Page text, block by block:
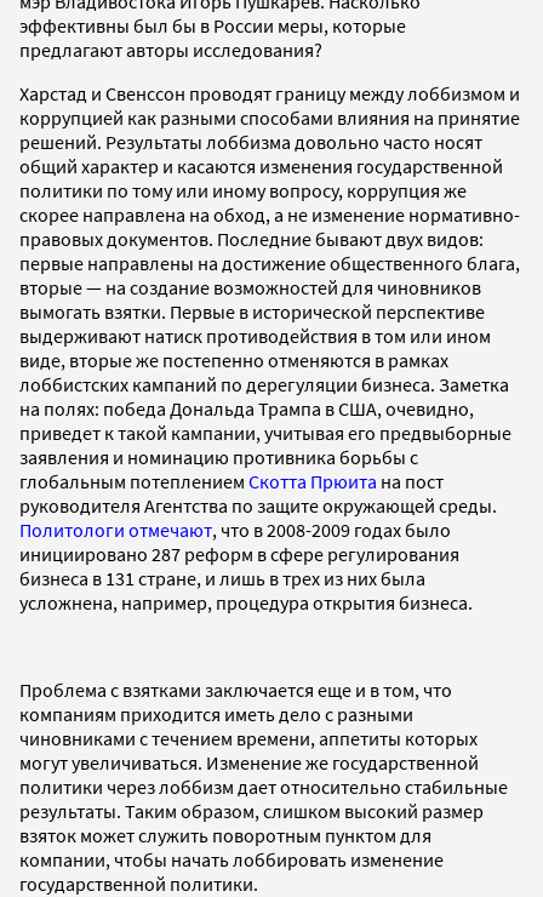
эффективны был бы в России меры, которые
предлагают авторы исследования?
Харстад и Свенссон проводят границу между лоббизмом и
коррупцией как разными способами влияния на принятие
решений. Результаты лоббизма довольно часто носят
общий характер и касаются изменения государственной
политики по тому или иному вопросу, коррупция же
скорее направлена на обход, а не изменение нормативно-
правовых документов. Последние бывают двух видов:
первые направлены на достижение общественного блага,
вторые — на создание возможностей для чиновников
вымогать взятки. Первые в исторической перспективе
выдерживают натиск противодействия в том или ином
виде, вторые же постепенно отменяются в рамках
лоббистских кампаний по дерегуляции бизнеса. Заметка
на полях: победа Дональда Трампа в США, очевидно,
приведет к такой кампании, учитывая его предвыборные
заявления и номинацию противника борьбы с
глобальным потеплением Скотта Прюита на пост
руководителя Агентства по защите окружающей среды.
Политологи отмечают, что в 2008-2009 годах было
инициировано 287 реформ в сфере регулирования
бизнеса в 131 стране, и лишь в трех из них была
усложнена, например, процедура открытия бизнеса.
Проблема с взятками заключается еще и в том, что
компаниям приходится иметь дело с разными
чиновниками с течением времени, аппетиты которых
могут увеличиваться. Изменение же государственной
политики через лоббизм дает относительно стабильные
результаты. Таким образом, слишком высокий размер
взяток может служить поворотным пунктом для
компании, чтобы начать лоббировать изменение
государственной политики.